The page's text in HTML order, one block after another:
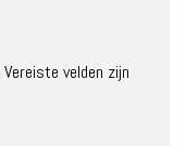
Vereiste velden zijn